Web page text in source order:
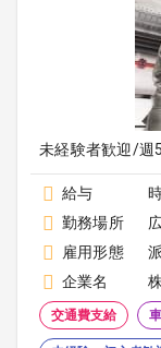
未経験者歓迎/週
給与
勤務場所
雇用形態
企業名
交通費支給